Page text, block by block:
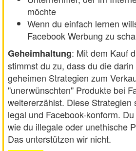
möchte
Wenn du einfach lernen
Facebook Werbung zu
Geheimhaltung: Mit dem Kauf
stimmst du zu, dass du die
geheimen Strategien zum
"unerwünschten" Produkte bei
weitererzählst. Diese Strategien
legal und Facebook-konform.
wie du illegale oder unethische
Das unterstützen wir nicht.